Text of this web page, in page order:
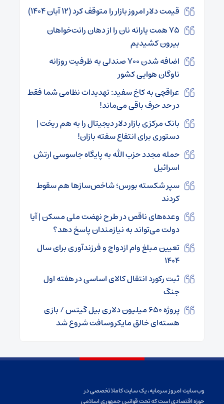
قیمت دلار امروز بازار را متوقف کرد (۱۲ آبان ۱۴۰۴)
۷۵ همت یارانه نان را از دهان رانت‌خواهان
بیرون کشیدیم
اضافه شدن ۷۰۰ صندلی به ظرفیت روزانه
ناوگان هوایی کشور
عراقچی به کاخ سفید: تهدیدات نظامی شما فقط
در حد حرف باقی می‌ماند!
بانک مرکزی بازار دلار دیجیتال را به هم ریخت |
دستوری برای انتفاع سفته بازان!
حمله مجدد حزب الله به پایگاه جاسوسی ارتش
اسرائیل
سپر شکسته بورس؛ شاخص‌ساز‌ها هم سقوط
کردند
وعده‌های ناقص در طرح نهضت ملی مسکن | آیا
دولت می‌تواند به نیازمندان پاسخ دهد؟
تعیین مبلغ وام ازدواج و فرزندآوری برای سال
۱۴۰۴
ثبت رکورد انتقال کالای اساسی در هفته اول
جنگ
پروژه ۶۵۰ میلیون دلاری بیل گیتس / بازی
هسته‌ای خالق مایکروسافت شروع شد
وب‌سایت امروز سرمایه، یک سایت کاملا تخصصی در
حوزه اقتصادی است که تحت قوانین جمهوری اسلامی